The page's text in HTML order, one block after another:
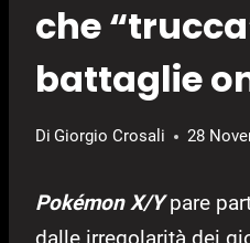
che
battaglie
Di Giorgio Crosali 28
Pokémon X/Ypare